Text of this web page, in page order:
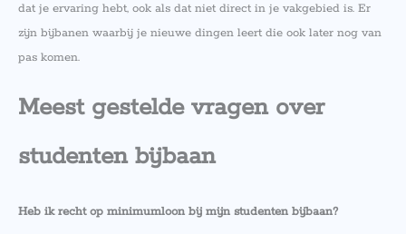
dat je ervaring hebt, ook als dat niet direct in je vakgebied is. Er
zijn bijbanen waarbij je nieuwe dingen leert die ook later nog van
pas komen.
Meest gestelde vragen over
studenten bijbaan
Heb ik recht op minimumloon bij mijn studenten bijbaan?